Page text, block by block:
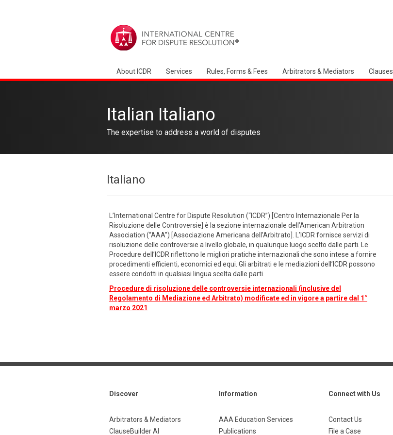
About ICDR Services Rules, Forms & Fees Arbitrators & Mediators Clauses
Italian Italiano
The expertise to address a world of disputes
Italiano
L’International Centre for Dispute Resolution (“ICDR”) [Centro Internazionale Per la
Risoluzione delle Controversie] è la sezione internazionale dell’American Arbitration
Association (“AAA”) [Associazione Americana dell’Arbitrato]. L’ICDR fornisce servizi di
risoluzione delle controversie a livello globale, in qualunque luogo scelto dalle parti. Le
Procedure dell’ICDR riflettono le migliori pratiche internazionali che sono intese a fornire
procedimenti efficienti, economici ed equi. Gli arbitrati e le mediazioni dell’ICDR possono
essere condotti in qualsiasi lingua scelta dalle parti.
Procedure di risoluzione delle controversie internazionali (inclusive del
Regolamento di Mediazione ed Arbitrato) modificate ed in vigore a partire dal 1°
marzo 2021
Discover
Arbitrators & Mediators
ClauseBuilder AI
Information
AAA Education Services
Publications
Connect with Us
Contact Us
File a Case